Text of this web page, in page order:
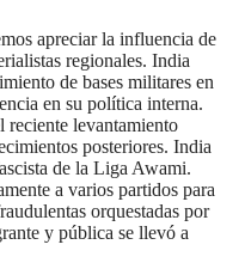
apreciar la influencia de
regionales. India
de bases militares en
en su política interna.
reciente levantamiento
posteriores. India
de la Liga Awami.
a varios partidos para
orquestadas por
y pública se llevó a